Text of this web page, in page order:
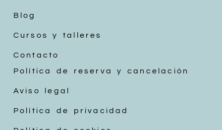
Blog
Cursos y talleres
Contacto
Política de reserva y cancelación
Aviso legal
Política de privacidad